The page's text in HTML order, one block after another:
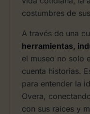
costumbres de
A través de una
herramientas,
el museo no solo
cuenta historias.
para entender la
Overa,
con sus raíces y